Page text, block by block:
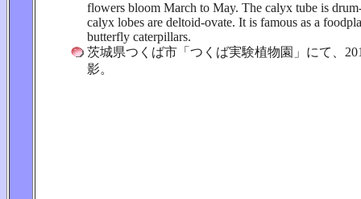
flowers bloom March to May. The calyx tube is
calyx lobes are deltoid-ovate. It is famous as a
butterfly caterpillars.
茨城県つくば市「つくば実験植物園」にて、
影。